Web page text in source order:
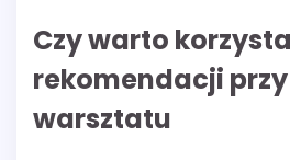
Czy warto
rekomendacji
warsztatu